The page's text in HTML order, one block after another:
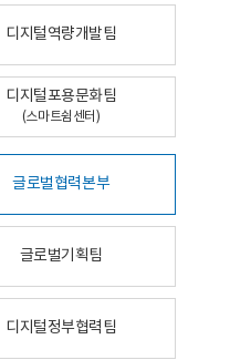
디지털역량개발팀
디지털포용문화팀
(스마트쉼센터)
글로벌협력본부
글로벌기획팀
디지털정부협력팀